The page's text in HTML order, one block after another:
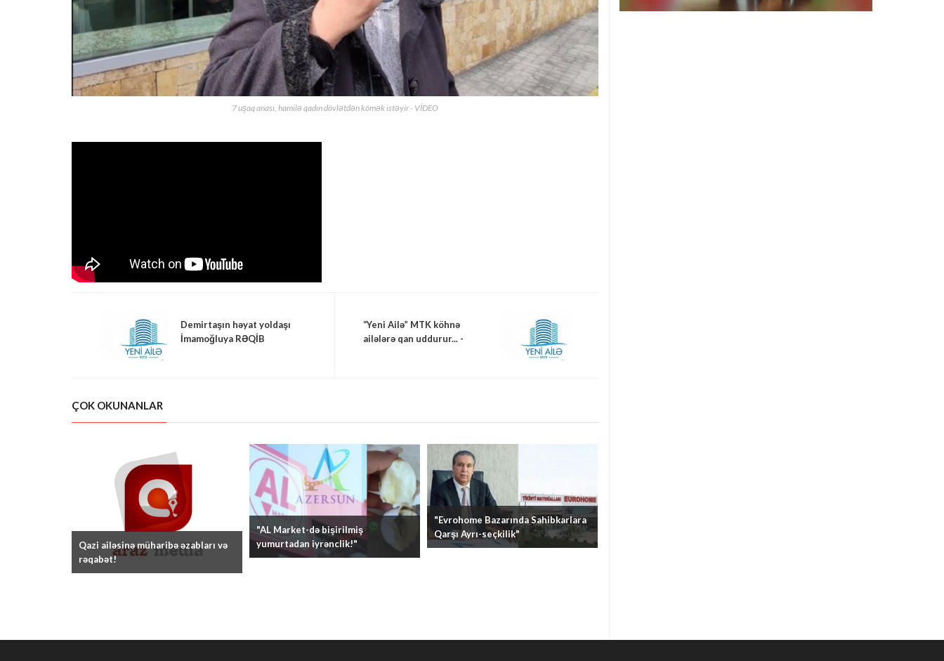
7 uşaq anası, hamilə qadın dövlətdən kömək istəyir - VİDEO
Demirtaşın həyat yoldaşı
İmamoğluya RƏQİB
“Yeni Ailə” MTK köhnə
ailələrə qan uddurur... -
ÇOK OKUNANLAR
Qazi ailəsinə müharibə əzabları və
rəqabət!
"AL Market-də bişirilmiş
yumurtadan iyrənclik!"
"Evrohome Bazarında Sahibkarlara
Qarşı Ayrı-seçkilik"